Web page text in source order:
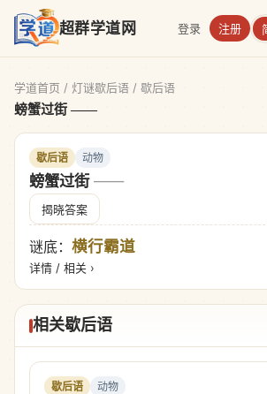
超群学道网 登录 注册
学道首页 / 灯谜歇后语 / 歇后语
螃蟹过街 ——
歇后语 动物
螃蟹过街——
揭晓答案
谜底： 横行霸道
详情 / 相关 ›
相关歇后语
歇后语 动物